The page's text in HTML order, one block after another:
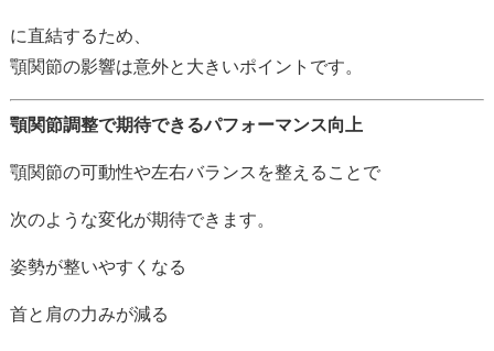
に直結するため、
顎関節の影響は意外と 大きいポイント です。
顎関節調整で期待できるパフォーマンス向上
顎関節の可動性や左右バランス を整える こと で
次のよう な変化が期待でき ます。
姿勢が整いやすく なる
首と 肩の力みが減る